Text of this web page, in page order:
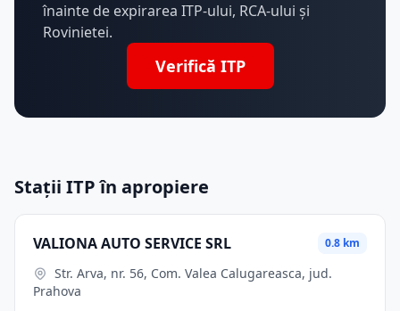
înainte de expirarea ITP-ului, RCA-ului și
Rovinietei.
Verifică ITP
Stații ITP în apropiere
VALIONA AUTO SERVICE SRL 0.8 km
Prahova